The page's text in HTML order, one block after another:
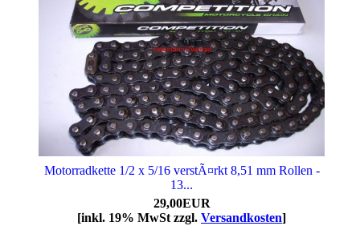
Motorradkette 1/2 x 5/16 verstÃ¤rkt 8,51 mm Rollen -
13...
29,00EUR
[inkl. 19% MwSt zzgl. Versandkosten]